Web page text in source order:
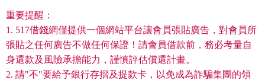
重要提醒：
1. 517借錢網僅提供一個網站平台讓會員張貼廣告，對會員所
張貼之任何廣告不做任何保證！請會員借款前，務必考量自
身還款及風險承擔能力，謹慎評估償還計畫。
2. 請"不"要給予銀行存摺及提款卡，以免成為詐騙集團的領